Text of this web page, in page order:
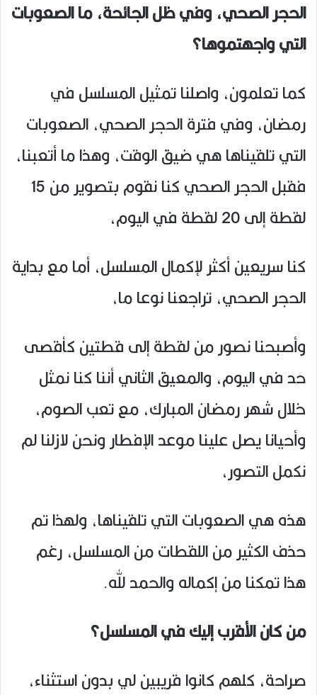
الحجر الصحي، وفي ظل الجائحة، ما الصعوبات
التي واجهتموها؟
كما تعلمون، واصلنا تمثيل المسلسل في
رمضان، وفي فترة الحجر الصحي، الصعوبات
التي تلقيناها هي ضيق الوقت، وهذا ما أتعبنا،
فقبل الحجر الصحي كنا نقوم بتصوير من 15
لقطة إلى 20 لقطة في اليوم،
كنا سريعين أكثر لإكمال المسلسل، أما مع بداية
الحجر الصحي، تراجعنا نوعا ما،
وأصبحنا نصور من لقطة إلى قطتين كأقصى
حد في اليوم، والمعيق الثاني أننا كنا نمثل
خلال شهر رمضان المبارك، مع تعب الصوم،
وأحيانا يصل علينا موعد الإفطار ونحن لازلنا لم
نكمل التصور،
هذه هي الصعوبات التي تلقيناها، ولهذا تم
حذف الكثير من اللقطات من المسلسل، رغم
هذا تمكنا من إكماله والحمد لله.
من كان الأقرب إليك في المسلسل؟
صراحة، كلهم كانوا قريبين لي بدون استثناء،